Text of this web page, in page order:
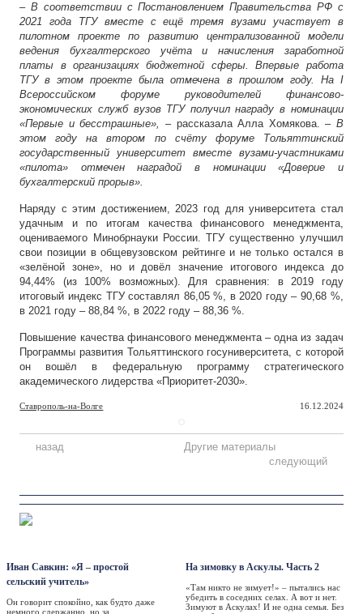
– В соответствии с Постановлением Правительства РФ с
2021 года ТГУ вместе с ещё тремя вузами участвует в
пилотном проекте по развитию централизованной модели
ведения бухгалтерского учёта и начисления заработной
платы в организациях бюджетной сферы. Впервые работа
ТГУ в этом проекте была отмечена в прошлом году. На I
Всероссийском форуме руководителей финансово-
экономических служб вузов ТГУ получил награду в номинации
«Первые и бесстрашные», – рассказала Алла Хомякова.– В
этом году на втором по счёту форуме Тольяттинский
государственный университет вместе вузами-участниками
«пилота» отмечен наградой в номинации «Доверие и
бухгалтерский прорыв».
Наряду с этим достижением, 2023 год для университета стал
удачным и по итогам качества финансового менеджмента,
оцениваемого Минобрнауки России. ТГУ существенно улучшил
свои позиции в общевузовском рейтинге и не только остался в
«зелёной зоне», но и довёл значение итогового индекса до
94,44% (из 100% возможных). Для сравнения: в 2019 году
итоговый индекс ТГУ составлял 86,05 %, в 2020 году – 90,68 %,
в 2021 году – 88,84 %, в 2022 году – 88,36 %.
Повышение качества финансового менеджмента – одна из задач
Программы развития Тольяттинского госуниверситета, с которой
он вошёл в федеральную программу стратегического
академического лидерства «Приоритет-2030».
Ставрополь-на-Волге 16.12.2024
назад
Другие материалы
следующий
Иван Савкин: «Я – простой
сельский учитель»
Он говорит спокойно, как будто даже
немного сдержанно, но за
На зимовку в Аскулы. Часть 2
«Там никто не зимует!» – пытались нас
убедить в соседних селах. А вот и нет.
Зимуют в Аскулах! И не одна семья. Без